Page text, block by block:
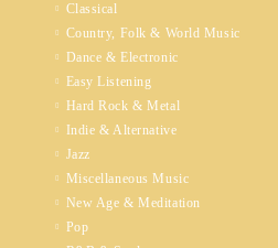
Classical
Country, Folk & World Music
Dance & Electronic
Easy Listening
Hard Rock & Metal
Indie & Alternative
Jazz
Miscellaneous Music
New Age & Meditation
Pop